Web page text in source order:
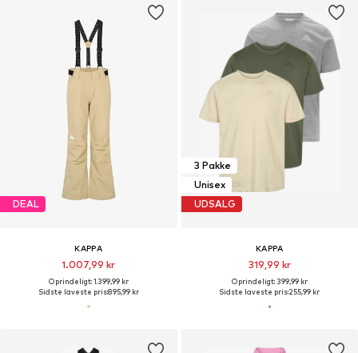
DEAL
KAPPA
1.007,99 kr
Oprindeligt: 1.399,99 kr
Sidste laveste pris:895,99 kr
3 Pakke
Unisex
UDSALG
KAPPA
319,99 kr
Oprindeligt: 399,99 kr
Sidste laveste pris:255,99 kr